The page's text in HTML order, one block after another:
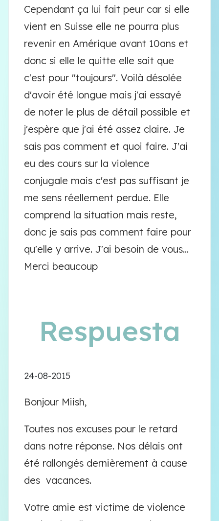
Cependant ça lui fait peur car si elle
vient en Suisse elle ne pourra plus
revenir en Amérique avant 10ans et
donc si elle le quitte elle sait que
c'est pour "toujours". Voilà désolée
d'avoir été longue mais j'ai essayé
de noter le plus de détail possible et
j'espère que j'ai été assez claire. Je
sais pas comment et quoi faire. J'ai
eu des cours sur la violence
conjugale mais c'est pas suffisant je
me sens réellement perdue. Elle
comprend la situation mais reste,
donc je sais pas comment faire pour
qu'elle y arrive. J'ai besoin de vous...
Merci beaucoup
Respuesta
24-08-2015
Bonjour Miish,
Toutes nos excuses pour le retard
dans notre réponse. Nos délais ont
été rallongés dernièrement à cause
des vacances.
Votre amie est victime de violence